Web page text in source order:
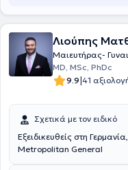
Λιούπης
Μαιευτήρας-
MD, MSc, PhDc
9.9|41
Σχετικά με τον ειδικό
Εξειδικευθείς στη
Μetropolitan General